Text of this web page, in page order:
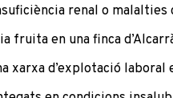
renal o malalties
en una finca
xarxa d’explotació laboral